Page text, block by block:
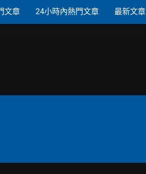
文章 24小時內熱門文章 最新文章